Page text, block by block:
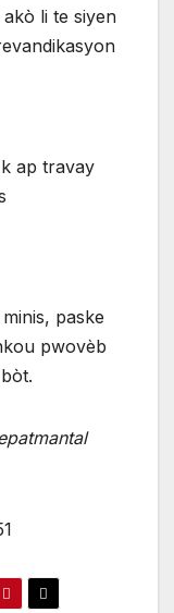
li te siyen
ap travay
paske
pwovèb